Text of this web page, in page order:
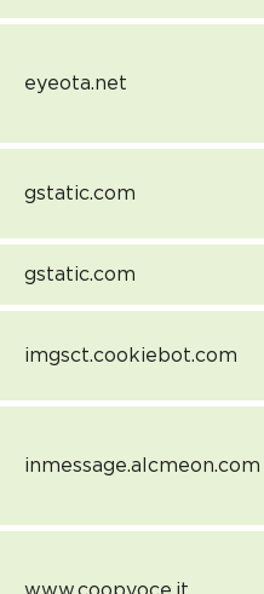
eyeota.net
gstatic.com
gstatic.com
imgsct.cookiebot.com
inmessage.alcmeon.com